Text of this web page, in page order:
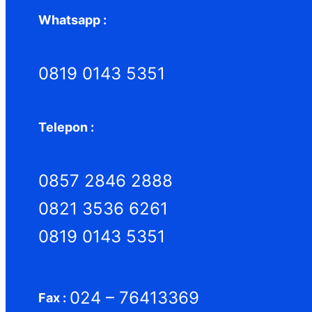
Whatsapp :
0819 0143 5351
Telepon :
0857 2846 2888
0821 3536 6261
0819 0143 5351
Fax : 024 – 76413369